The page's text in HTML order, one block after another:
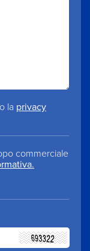
la privacy
commerciale